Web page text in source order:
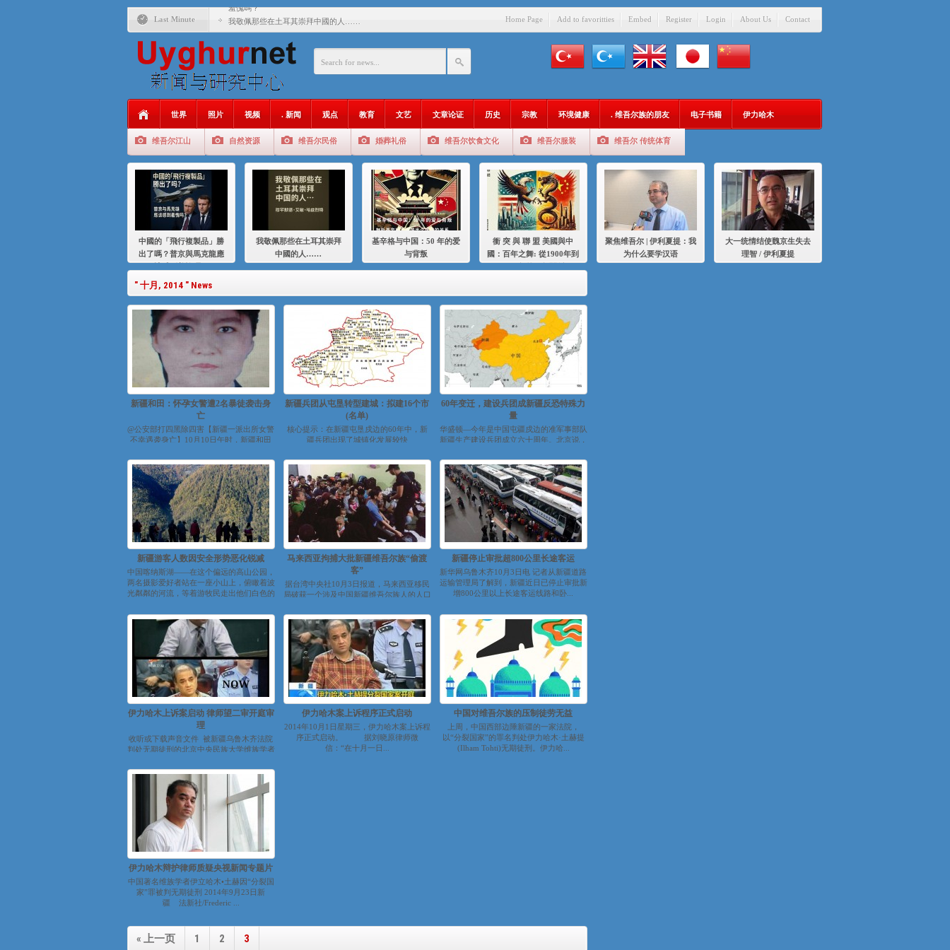
Last Minute
羞愧嗎？
我敬佩那些在土耳其崇拜中國的人……
基辛格与中国：50 年的爱与背叛
年的百年關係
大一统情结使魏京生失去理智 / 伊利夏提
伊利夏提：在自责与内疚中的挣扎
伊利夏提：消失在集中营的红衣女孩
伊利夏提：维吾尔种族灭绝
Home Page Add to favoritties Embed Register Login About Us Contact
世界 照片 视频 . 新闻 观点 教育 文艺 文章论证 历史 宗教 环境健康 . 维吾尔族的朋友 电子书籍 伊力哈木
维吾尔江山 自然资源 维吾尔民俗 婚葬礼俗 维吾尔饮食文化 维吾尔服装 维吾尔 传统体育
中國的「飛行複製品」勝
出了嗎？普京與馬克龍應
我敬佩那些在土耳其崇拜
中國的人……
基辛格与中国：50 年的爱
与背叛
衝 突 與 聯 盟 美國與中
國：百年之舞: 從1900年到
聚焦维吾尔 | 伊利夏提：我
为什么要学汉语
大一统情结使魏京生失去
理智 / 伊利夏提
" 十月, 2014 " News
新疆和田：怀孕女警遭2名暴徒袭击身
亡
@公安部打四黑除四害【新疆一派出所女警
不幸遇袭身亡】10月10日午时，新疆和田
警...
新疆兵团从屯垦转型建城：拟建16个市
(名单)
核心提示：在新疆屯垦戍边的60年中，新
疆兵团出现了城镇化发展较快
城...
60年变迁，建设兵团成新疆反恐特殊力
量
华盛顿—今年是中国屯疆戍边的准军事部队
新疆生产建设兵团成立六十周年。北京说，
作...
新疆游客人数因安全形势恶化锐减
中国喀纳斯湖——在这个偏远的高山公园，
两名摄影爱好者站在一座小山上，俯瞰着波
光粼粼的河流，等着游牧民走出他们白色的
马来西亚拘捕大批新疆维吾尔族“偷渡
客”
据台湾中央社10月3日报道，马来西亚移民
局破获一个涉及中国新疆维吾尔族人的人口
新疆停止审批超800公里长途客运
新华网乌鲁木齐10月3日电 记者从新疆道路
运输管理局了解到，新疆近日已停止审批新
增800公里以上长途客运线路和卧...
伊力哈木上诉案启动 律师望二审开庭审
理
收听或下载声音文件 被新疆乌鲁木齐法院
判处无期徒刑的北京中央民族大学维族学者
伊力哈木案上诉程序正式启动
2014年10月1日星期三，伊力哈木案上诉程
序正式启动。 据刘晓原律师微
信：“在十月一日...
中国对维吾尔族的压制徒劳无益
上周，中国西部边陲新疆的一家法院，
以“分裂国家”的罪名判处伊力哈木·土赫提
(Ilham Tohti)无期徒刑。伊力哈...
伊力哈木辩护律师质疑央视新闻专题片
中国著名维族学者伊立哈木•土赫因“分裂国
家”罪被判无期徒刑 2014年9月23日新
疆 法新社/Frederic ...
« 上一页 1 2 3